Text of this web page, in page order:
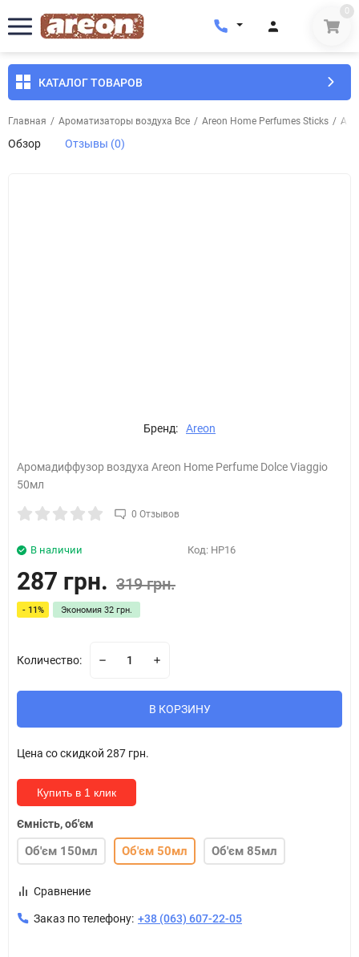
0
КАТАЛОГ ТОВАРОВ
Главная / Ароматизаторы воздуха Все / Areon Home Perfumes Sticks /
Обзор Отзывы (0)
Бренд: Areon
Аромадиффузор воздуха Areon Home Perfume Dolce Viaggio
50мл
0 Отзывов
В наличии Код: HP16
287 грн. 319 грн.
- 11% Экономия 32 грн.
Количество:
В КОРЗИНУ
Цена со скидкой 287 грн.
Купить в 1 клик
Ємність, об'єм
Об'єм 150мл Об'єм 50мл Об'єм 85мл
Сравнение
Заказ по телефону: +38 (063) 607-22-05